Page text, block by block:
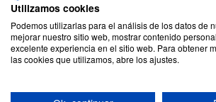
Seguridad y privacidad
Responsabilidad social corporativa
Mapa del sitio
Dardilly, Francia. SA con un capital de 7 413
Utilizamos cookies
Podemos utilizarlas para el análisis de los datos de
mejorar nuestro sitio web, mostrar contenido
excelente experiencia en el sitio web. Para obtener
las cookies que utilizamos, abre los ajustes.